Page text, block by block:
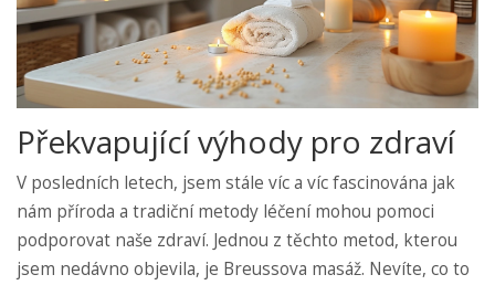
Překvapující výhody pro zdraví
V posledních letech, jsem stále víc a víc fascinována jak
nám příroda a tradiční metody léčení mohou pomoci
podporovat naše zdraví. Jednou z těchto metod, kterou
jsem nedávno objevila, je Breussova masáž. Nevíte, co to